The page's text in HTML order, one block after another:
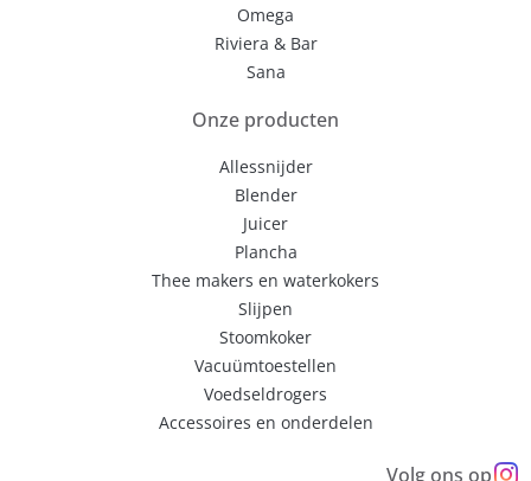
Omega
Riviera & Bar
Sana
Onze producten
Allessnijder
Blender
Juicer
Plancha
Thee makers en waterkokers
Slijpen
Stoomkoker
Vacuümtoestellen
Voedseldrogers
Accessoires en onderdelen
Volg ons op